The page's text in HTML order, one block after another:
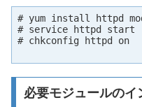
# yum install httpd
# service httpd start
# chkconfig httpd on
必要モジュールのイ